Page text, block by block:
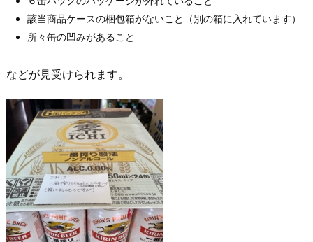
該当商品ケースの梱包箱がないこと（別の箱に入れています）
所々缶の凹みがあること
などが見受けられます。